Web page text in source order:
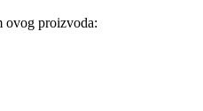
ovog proizvoda: